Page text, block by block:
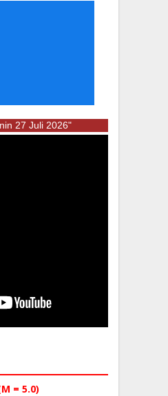
Senin 27 Juli 2026"
= 5.0)